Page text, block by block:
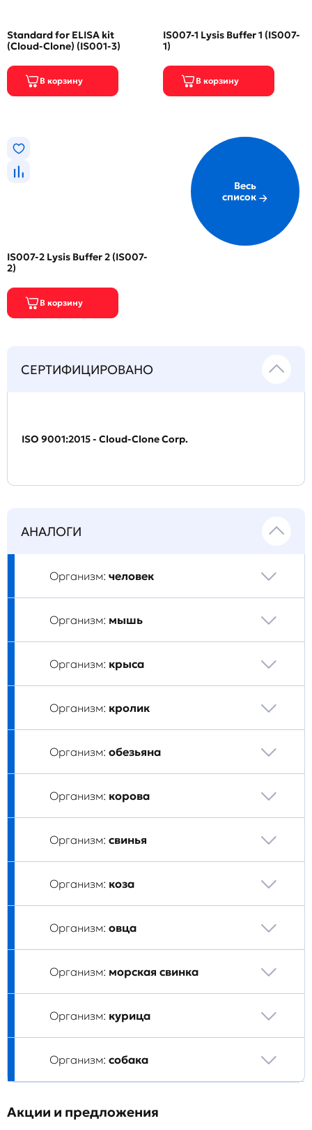
Standard for ELISA kit
(Cloud-Clone) (IS001-3)
IS007-1 Lysis Buffer 1 (IS007-
1)
IS007-2 Lysis Buffer 2 (IS007-
2)
Весь
список
СЕРТИФИЦИРОВАНО
ISO 9001:2015 - Cloud-Clone Corp.
АНАЛОГИ
Организм: человек
Организм: мышь
Организм: крыса
Организм: кролик
Организм: обезьяна
Организм: корова
Организм: свинья
Организм: коза
Организм: овца
Организм: морская свинка
Организм: курица
Организм: собака
Акции и предложения